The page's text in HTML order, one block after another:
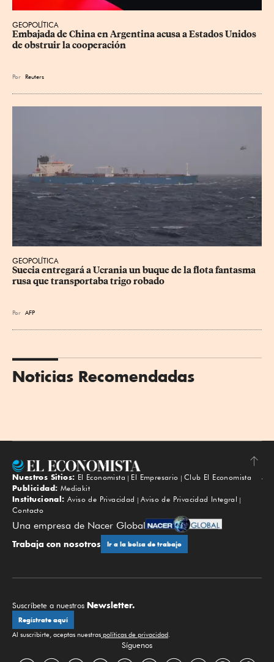
GEOPOLÍTICA
Embajada de China en Argentina acusa a Estados Unidos
de obstruir la cooperación
Por Reuters
GEOPOLÍTICA
Suecia entregará a Ucrania un buque de la flota fantasma
rusa que transportaba trigo robado
Por AFP
Noticias Recomendadas
Subir
Nuestros Sitios: El Economista El Empresario
Club El Economista
Publicidad: Mediakit
Institucional: Aviso de Privacidad
Aviso de Privacidad Integral
Contacto
Una empresa de Nacer Global
Trabaja con nosotros Ir a la bolsa de trabajo
Suscríbete a nuestros Newsletter.
Regístrate aquí
Al suscribirte, aceptas nuestras políticas de privacidad.
Síguenos